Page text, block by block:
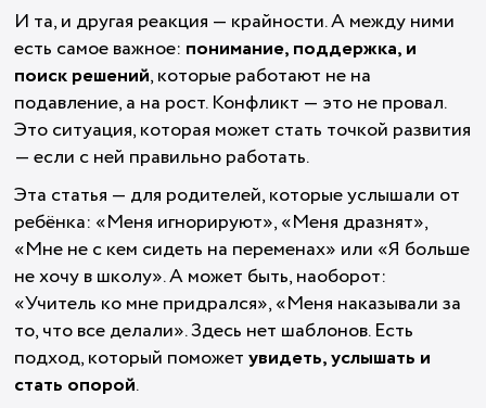
И та, и другая реакция — крайности. А между ними
есть самое важное: понимание, поддержка, и
поиск решений, которые работают не на
подавление, а на рост. Конфликт — это не провал.
Это ситуация, которая может стать точкой развития
— если с ней правильно работать.
Эта статья — для родителей, которые услышали от
ребёнка: «Меня игнорируют», «Меня дразнят»,
«Мне не с кем сидеть на переменах» или «Я больше
не хочу в школу». А может быть, наоборот:
«Учитель ко мне придрался», «Меня наказывали за
то, что все делали». Здесь нет шаблонов. Есть
подход, который поможетувидеть, услышать и
стать опорой.